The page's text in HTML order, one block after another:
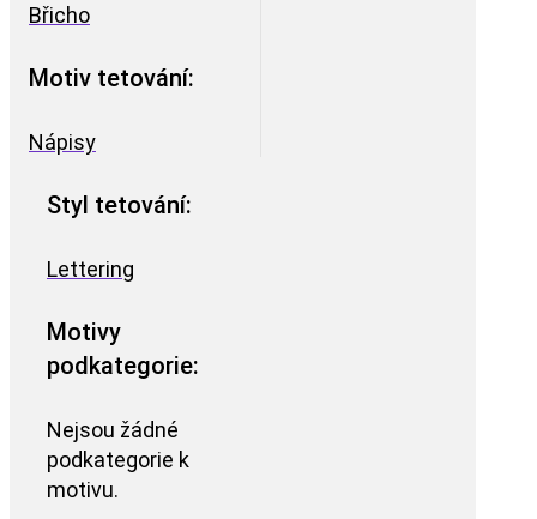
Břicho
Motiv tetování:
Nápisy
Styl tetování:
Lettering
Motivy
podkategorie:
Nejsou žádné
podkategorie k
motivu.